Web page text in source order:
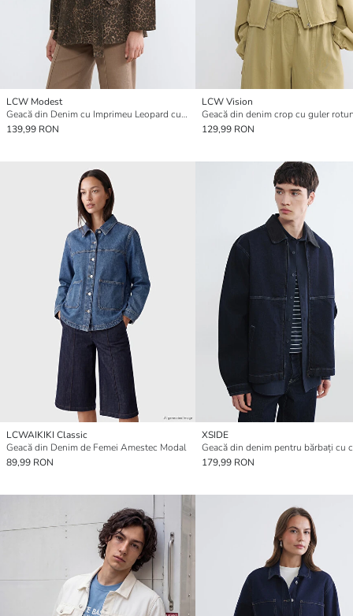
LCW Modest
Geacă din Denim cu Imprimeu Leopard cu Guler pentru Femei
139,99 RON
LCW Vision
129,99 RON
LCWAIKIKI Classic
Geacă din Denim de Femei Amestec Modal
89,99 RON
XSIDE
179,99 RON